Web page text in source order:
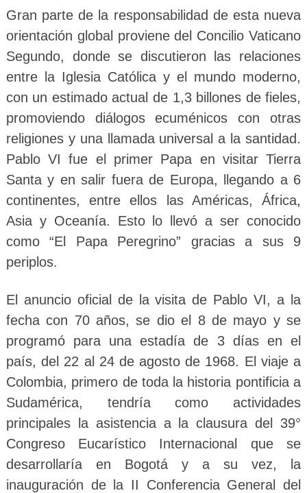
Gran parte de la responsabilidad de esta nueva
orientación global proviene del Concilio Vaticano
Segundo, donde se discutieron las relaciones
entre la Iglesia Católica y el mundo moderno,
con un estimado actual de 1,3 billones de fieles,
promoviendo diálogos ecuménicos con otras
religiones y una llamada universal a la santidad.
Pablo VI fue el primer Papa en visitar Tierra
Santa y en salir fuera de Europa, llegando a 6
continentes, entre ellos las Américas, África,
Asia y Oceanía. Esto lo llevó a ser conocido
como “El Papa Peregrino” gracias a sus 9
periplos.
El anuncio oficial de la visita de Pablo VI, a la
fecha con 70 años, se dio el 8 de mayo y se
programó para una estadía de 3 días en el
país, del 22 al 24 de agosto de 1968. El viaje a
Colombia, primero de toda la historia pontificia a
Sudamérica, tendría como actividades
principales la asistencia a la clausura del 39°
Congreso Eucarístico Internacional que se
desarrollaría en Bogotá y a su vez, la
inauguración de la II Conferencia General del